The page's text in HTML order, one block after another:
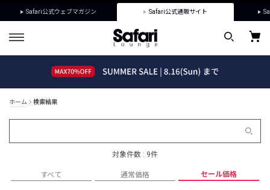
Safari公式ウェブマガジン Safari公式通販サイト
ホーム 検索結果
対象件数 : 9件
すべて 通常価格 セール価格